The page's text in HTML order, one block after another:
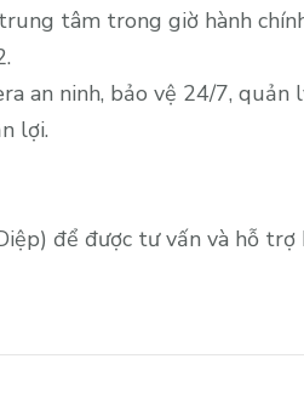
tâm trong giờ hành
an ninh, bảo vệ 24/7, quản
lợi.
để được tư vấn và hỗ trợ